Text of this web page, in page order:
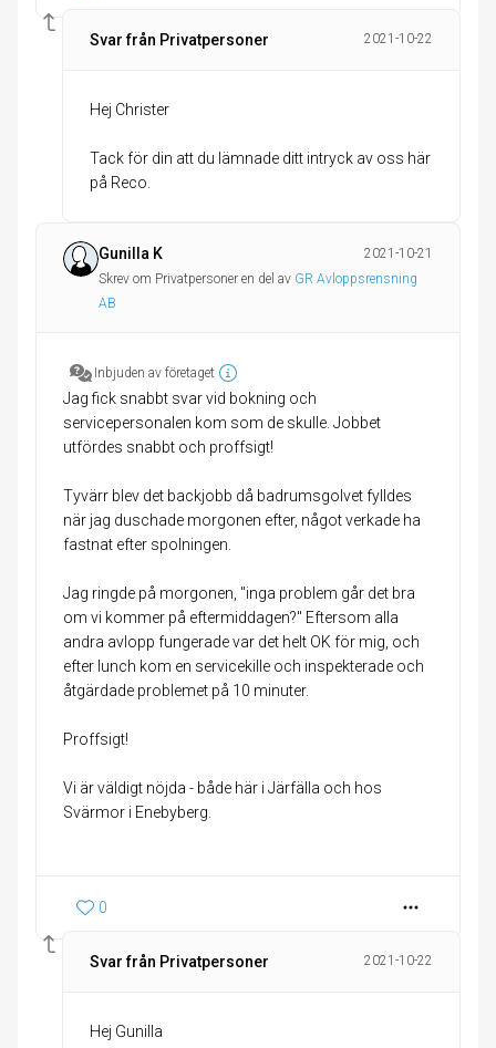
Svar från Privatpersoner 2021-10-22
Hej Christer
Tack för din att du lämnade ditt intryck av oss här
på Reco.
Gunilla K
2021-10-21
Skrev om Privatpersoner en del av GR Avloppsrensning
AB
Inbjuden av företaget
Jag fick snabbt svar vid bokning och
servicepersonalen kom som de skulle. Jobbet
utfördes snabbt och proffsigt!
Tyvärr blev det backjobb då badrumsgolvet fylldes
när jag duschade morgonen efter, något verkade ha
fastnat efter spolningen.
Jag ringde på morgonen, "inga problem går det bra
om vi kommer på eftermiddagen?" Eftersom alla
andra avlopp fungerade var det helt OK för mig, och
efter lunch kom en servicekille och inspekterade och
åtgärdade problemet på 10 minuter.
Proffsigt!
Vi är väldigt nöjda - både här i Järfälla och hos
Svärmor i Enebyberg.
0
Svar från Privatpersoner 2021-10-22
Hej Gunilla